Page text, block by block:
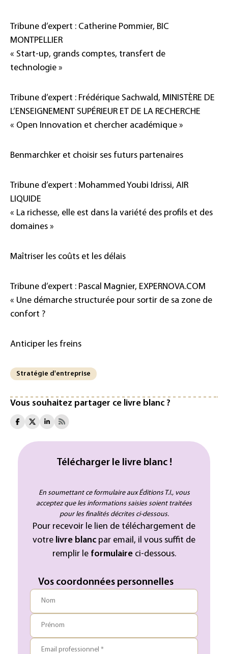
Tribune d’expert : Catherine Pommier, BIC
MONTPELLIER
« Start-up, grands comptes, transfert de
technologie »
Tribune d’expert : Frédérique Sachwald, MINISTÈRE DE
L’ENSEIGNEMENT SUPÉRIEUR ET DE LA RECHERCHE
« Open Innovation et chercher académique »
Benmarchker et choisir ses futurs partenaires
Tribune d’expert : Mohammed Youbi Idrissi, AIR
LIQUIDE
« La richesse, elle est dans la variété des profils et des
domaines »
Maîtriser les coûts et les délais
Tribune d’expert : Pascal Magnier, EXPERNOVA.COM
« Une démarche structurée pour sortir de sa zone de
confort ?
Anticiper les freins
Stratégie d'entreprise
Vous souhaitez partager ce livre blanc ?
Télécharger le livre blanc !
En soumettant ce formulaire aux Éditions T.I., vous
acceptez que les informations saisies soient traitées
pour les finalités décrites ci-dessous.
Pour recevoir le lien de téléchargement de
votre livre blanc par email, il vous suffit de
remplir le formulaireci-dessous.
Vos coordonnées personnelles
Nom
Prénom
Email professionnel *